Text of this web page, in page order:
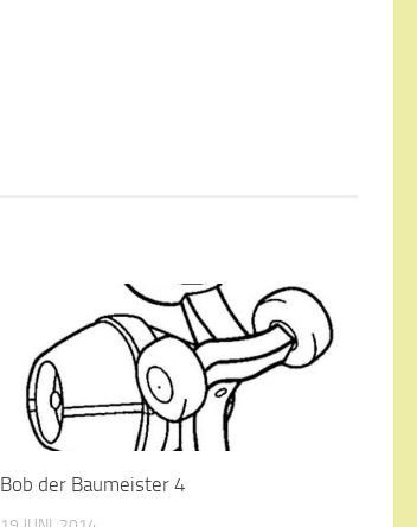
Bob der Baumeister 4